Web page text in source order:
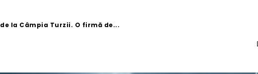
la Câmpia Turzii. O firmă de...